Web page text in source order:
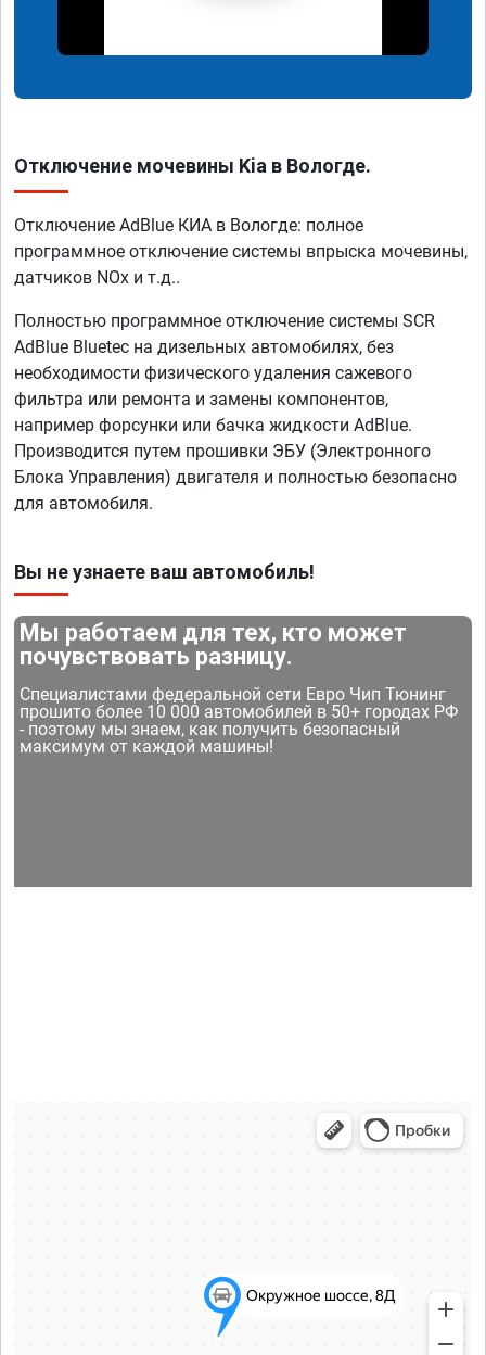
Отключение мочевины Kia в Вологде.
Отключение AdBlue КИА в Вологде: полное
программное отключение системы впрыска мочевины,
датчиков NOx и т.д..
Полностью программное отключение системы SCR
AdBlue Bluetec на дизельных автомобилях, без
необходимости физического удаления сажевого
фильтра или ремонта и замены компонентов,
например форсунки или бачка жидкости AdBlue.
Производится путем прошивки ЭБУ (Электронного
Блока Управления) двигателя и полностью безопасно
для автомобиля.
Вы не узнаете ваш автомобиль!
Мы работаем для тех, кто может
почувствовать разницу.
Специалистами федеральной сети Евро Чип Тюнинг
прошито более 10 000 автомобилей в 50+ городах РФ
- поэтому мы знаем, как получить безопасный
максимум от каждой машины!